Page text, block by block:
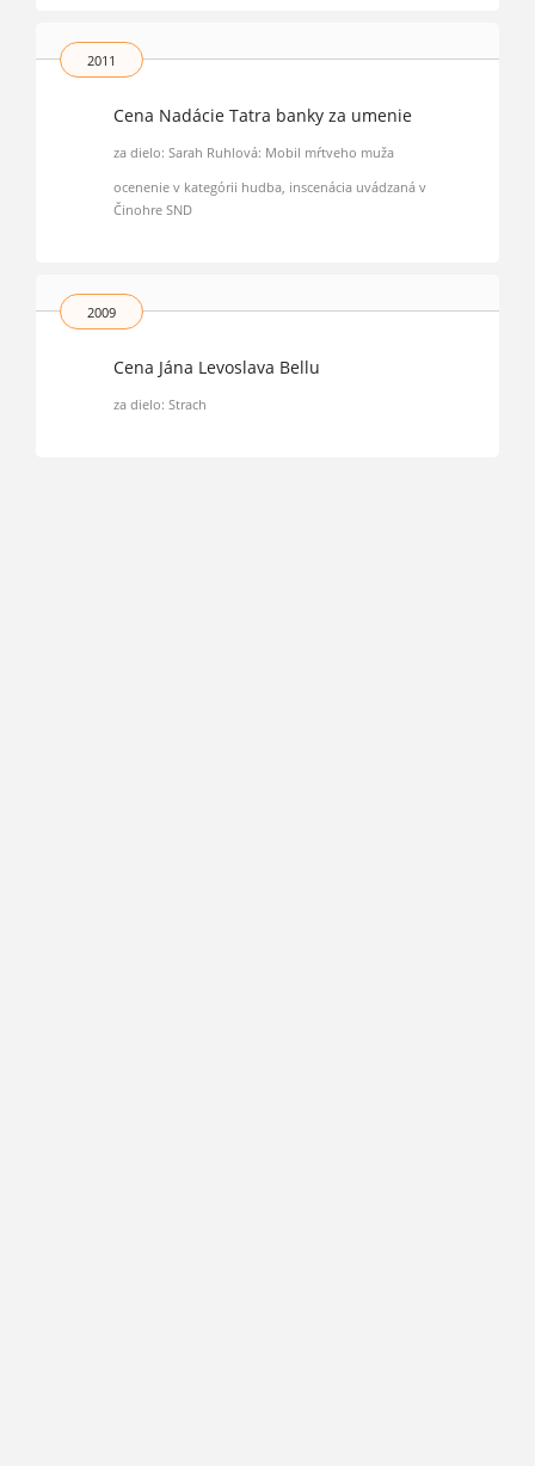
2011
Cena Nadácie Tatra banky za umenie
za dielo: Sarah Ruhlová: Mobil mŕtveho muža
ocenenie v kategórii hudba, inscenácia uvádzaná v
Činohre SND
2009
Cena Jána Levoslava Bellu
za dielo: Strach